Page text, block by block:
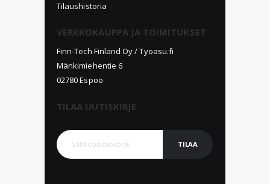
Tilaushistoria
VERKKOKAUPPA JA TOIMITUKSET
Finn-Tech Finland Oy / Tyoasu.fi
Mänkimiehentie 6
02780 Espoo
TILAA UUTISKIRJE
TILAA